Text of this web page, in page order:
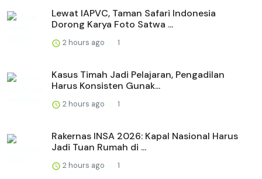
Lewat IAPVC, Taman Safari Indonesia
Dorong Karya Foto Satwa ...
2 hours ago 1
Kasus Timah Jadi Pelajaran, Pengadilan
Harus Konsisten Gunak...
2 hours ago 1
Rakernas INSA 2026: Kapal Nasional Harus
Jadi Tuan Rumah di ...
2 hours ago 1